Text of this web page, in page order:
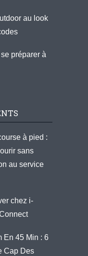
au look
préparer à
à pied :
sans
au service
chez i-
En 45 Min : 6
Cap Des